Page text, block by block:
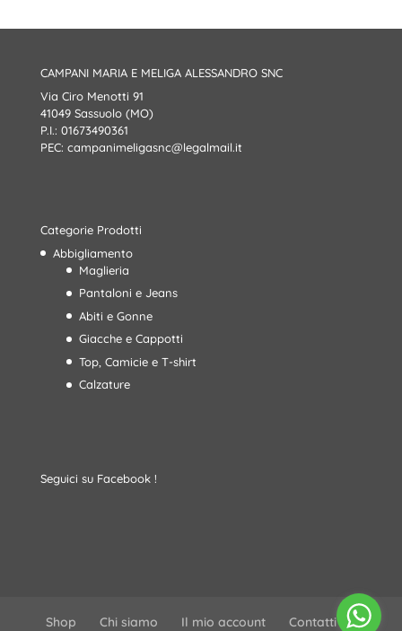
CAMPANI MARIA E MELIGA ALESSANDRO SNC
Via Ciro Menotti 91
41049 Sassuolo (MO)
P.I.: 01673490361
PEC: campanimeligasnc@legalmail.it
Categorie Prodotti
Abbigliamento
Maglieria
Pantaloni e Jeans
Abiti e Gonne
Giacche e Cappotti
Top, Camicie e T-shirt
Calzature
Seguici su Facebook !
Shop Chi siamo Il mio account Contatti